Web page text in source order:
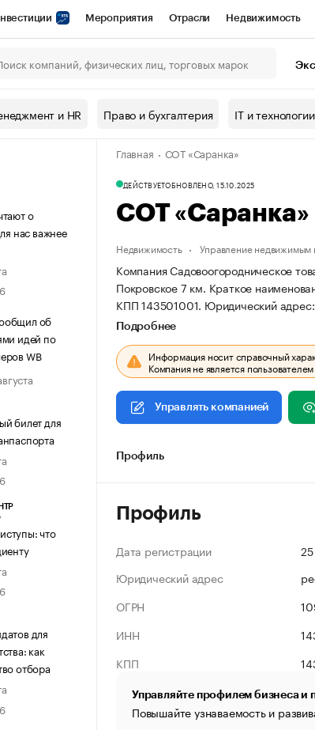
Мероприятия Отрасли Недвижимость
Конференции СПб Спецпроекты Проверка контрагентов
Рынок наличной валюты
и HR Право и бухгалтерия IT и технологии
о
нас важнее
об
идей по
WB
билет для
что
для
как
отбора
Главная СОТ «Саранка»
ДЕЙСТВУЕТОБНОВЛЕНО, 15.10.2025
СОТ «Саранка»
Недвижимость Управление
Компания Садовоогородническое
Покровское 7 км. Краткое
КПП 143501001. Юридический
Подробнее
Информация носит справочный
Компания не является
Управлять компанией
Профиль
Профиль
Дата регистрации
Юридический адрес
ОГРН
ИНН
КПП
Управляйте профилем бизнеса и
Повышайте узнаваемость и